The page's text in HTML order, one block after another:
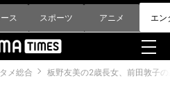
ス スポーツ アニメ エン
メ総合 板野友美の2歳長女、前田敦子